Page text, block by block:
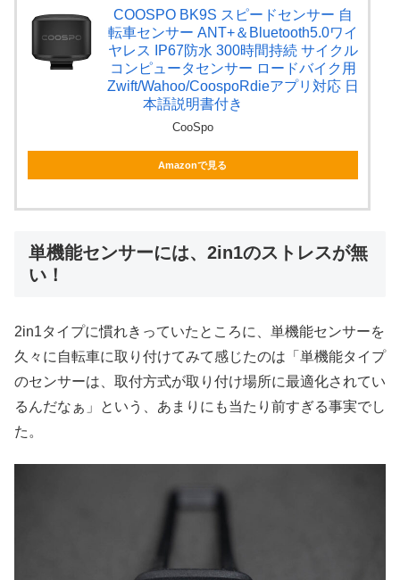
COOSPO BK9S スピードセンサー 自
転車センサー ANT+＆Bluetooth5.0ワイ
ヤレス IP67防水 300時間持続 サイクル
コンピュータセンサー ロードバイク用
Zwift/Wahoo/CoospoRdieアプリ対応 日
本語説明書付き
CooSpo
Amazonで見る
単機能センサーには、2in1のストレスが無
い！
2in1タイプに慣れきっていたところに、単機能センサーを
久々に自転車に取り付けてみて感じたのは「単機能タイプ
のセンサーは、取付方式が取り付け場所に最適化されてい
るんだなぁ」という、あまりにも当たり前すぎる事実でし
た。